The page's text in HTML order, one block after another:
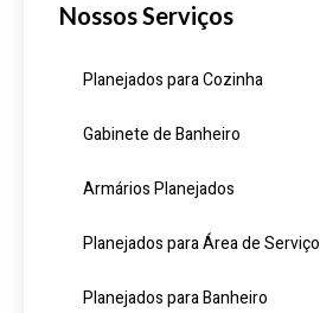
Nossos Serviços
Planejados para Cozinha
Gabinete de Banheiro
Armários Planejados
Planejados para Área de Serviço
Planejados para Banheiro